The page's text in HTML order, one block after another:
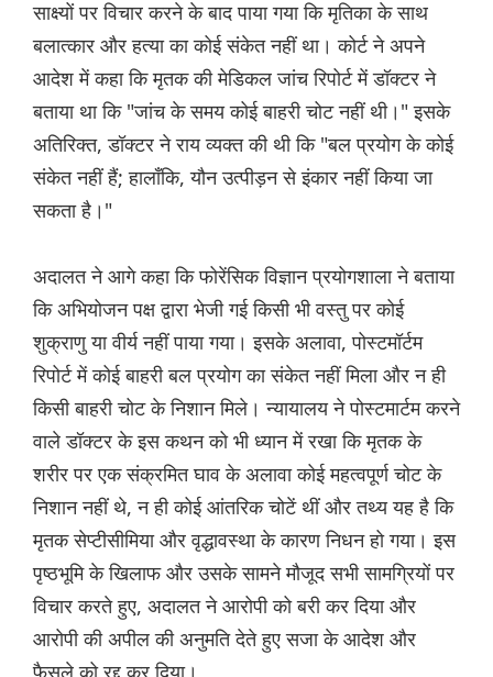
साक्ष्यों पर विचार करने के बाद पाया गया कि मृतिका के साथ
बलात्कार और हत्या का कोई संकेत नहीं था। कोर्ट ने अपने
आदेश में कहा कि मृतक की मेडिकल जांच रिपोर्ट में डॉक्टर ने
बताया था कि "जांच के समय कोई बाहरी चोट नहीं थी।" इसके
अतिरिक्त, डॉक्टर ने राय व्यक्त की थी कि "बल प्रयोग के कोई
संकेत नहीं हैं; हालाँकि, यौन उत्पीड़न से इंकार नहीं किया जा
सकता है।"
अदालत ने आगे कहा कि फोरेंसिक विज्ञान प्रयोगशाला ने बताया
कि अभियोजन पक्ष द्वारा भेजी गई किसी भी वस्तु पर कोई
शुक्राणु या वीर्य नहीं पाया गया। इसके अलावा, पोस्टमॉर्टम
रिपोर्ट में कोई बाहरी बल प्रयोग का संकेत नहीं मिला और न ही
किसी बाहरी चोट के निशान मिले। न्यायालय ने पोस्टमार्टम करने
वाले डॉक्टर के इस कथन को भी ध्यान में रखा कि मृतक के
शरीर पर एक संक्रमित घाव के अलावा कोई महत्वपूर्ण चोट के
निशान नहीं थे, न ही कोई आंतरिक चोटें थीं और तथ्य यह है कि
मृतक सेप्टीसीमिया और वृद्धावस्था के कारण निधन हो गया। इस
पृष्ठभूमि के खिलाफ और उसके सामने मौजूद सभी सामग्रियों पर
विचार करते हुए, अदालत ने आरोपी को बरी कर दिया और
आरोपी की अपील की अनुमति देते हुए सजा के आदेश और